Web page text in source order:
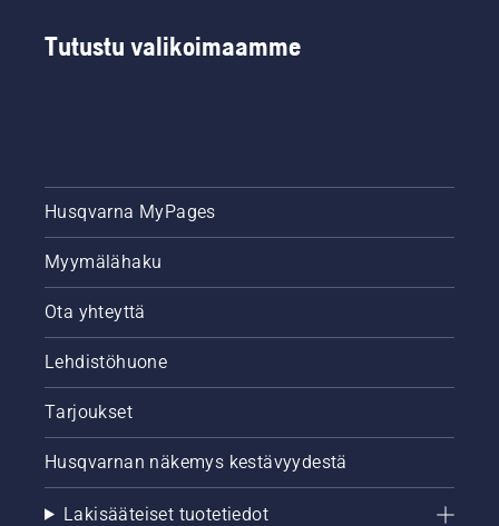
Tutustu valikoimaamme
Husqvarna MyPages
Myymälähaku
Ota yhteyttä
Lehdistöhuone
Tarjoukset
Husqvarnan näkemys kestävyydestä
Lakisääteiset tuotetiedot